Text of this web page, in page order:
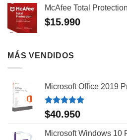
McAfee Total
$15.990
MÁS VENDIDOS
Microsoft Office 2019
Valorado
con5.00
$40.950
Microsoft Windows 10